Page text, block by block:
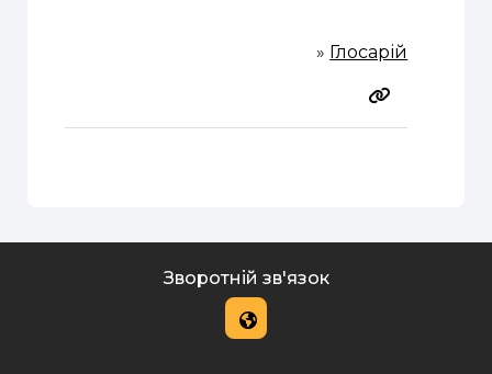
» Глосарій
Зворотній зв'язок